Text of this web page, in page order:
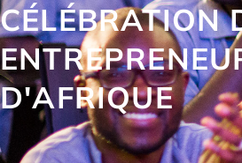
CÉLÉBRATION
D'AFRIQUE